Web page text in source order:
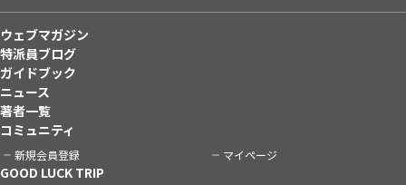
ウェブマガジン
特派員ブログ
ガイドブック
ニュース
著者一覧
コミュニティ
新規会員登録 マイページ
GOOD LUCK TRIP